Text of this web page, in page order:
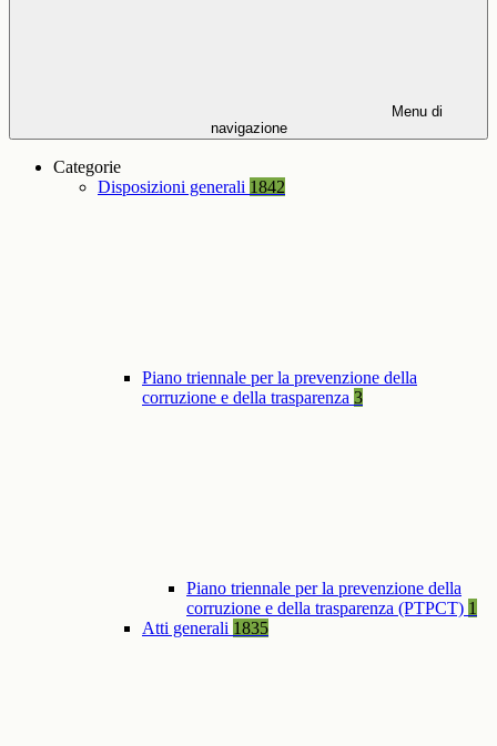
Menu di
navigazione
Categorie
Disposizioni generali 1842
Piano triennale per la prevenzione della
corruzione e della trasparenza 3
Piano triennale per la prevenzione della
corruzione e della trasparenza (PTPCT) 1
Atti generali 1835